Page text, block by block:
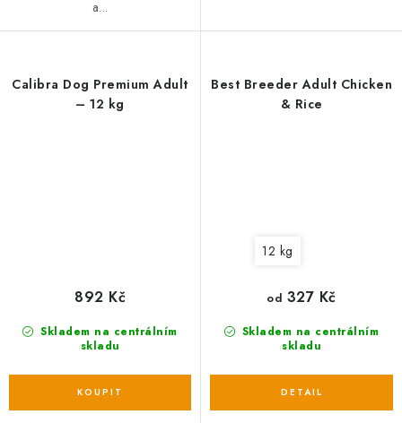
a...
Calibra Dog Premium Adult
– 12 kg
Skladem na centrálním
skladu
892 Kč
Best Breeder Adult Chicken
& Rice
12 kg
Skladem na centrálním
skladu
od 327 Kč